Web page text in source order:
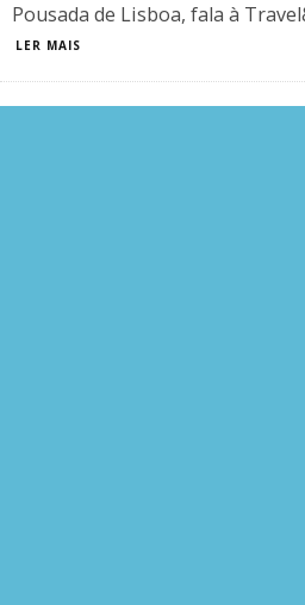
Pousada de Lisboa, fala à
LER MAIS